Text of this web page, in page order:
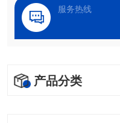
服务热线
产品分类